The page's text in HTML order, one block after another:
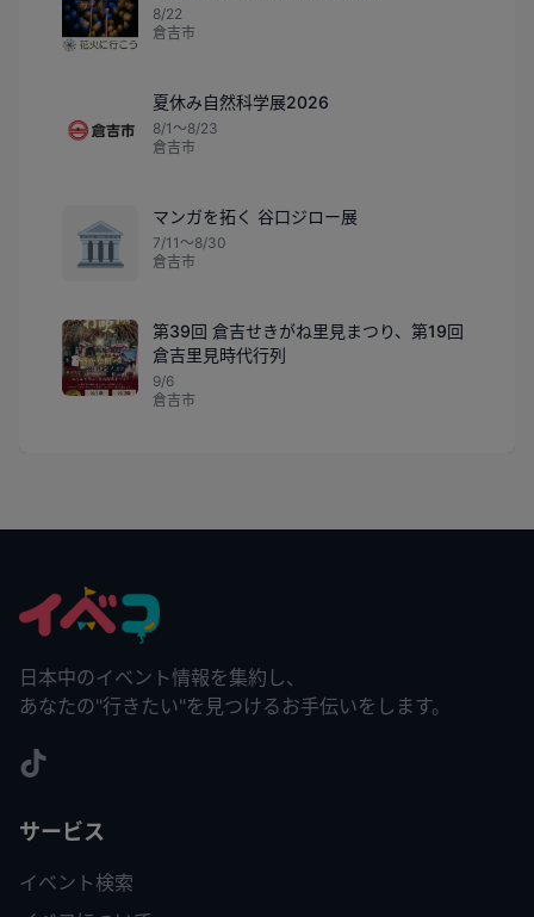
8/22
倉吉市
夏休み自然科学展2026
8/1〜8/23
倉吉市
🏛️
マンガを拓く 谷口ジロー展
7/11〜8/30
倉吉市
第39回 倉吉せきがね里見まつり、第19回
倉吉里見時代行列
9/6
倉吉市
日本中のイベント情報を集約し、
あなたの"行きたい"を見つけるお手伝いをします。
サービス
イベント検索